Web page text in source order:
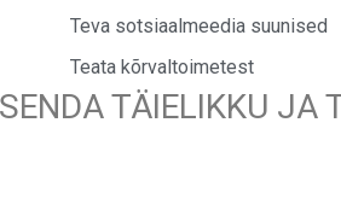
Teva sotsiaalmeedia suunised
Teata kõrvaltoimetest
TÄIELIKKU JA